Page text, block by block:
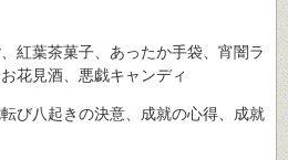
紅葉茶菓子、あったか手袋、宵闇ラ
花見酒、悪戯キャンディ
び八起きの決意、成就の心得、成就